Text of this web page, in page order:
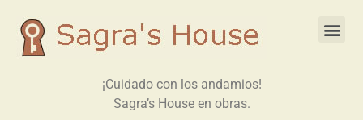
¡Cuidado con los andamios!
Sagra’s House en obras.